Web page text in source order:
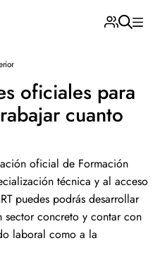
oficiales para
cuanto
oficial de Formación
técnica y al acceso
puedes podrás desarrollar
sector concreto y contar con
laboral como a la